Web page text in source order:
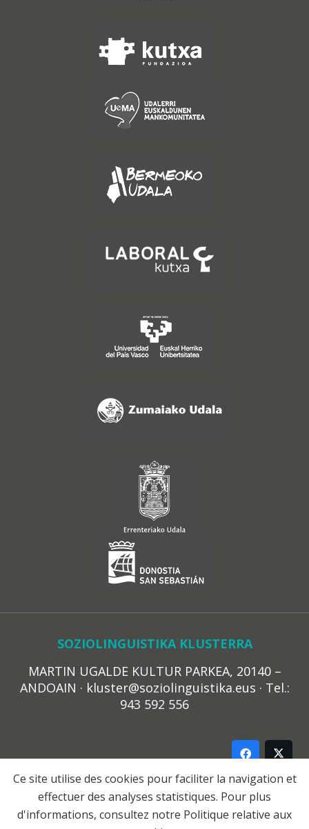
SOZIOLINGUISTIKA KLUSTERRA
MARTIN UGALDE KULTUR PARKEA, 20140 –
ANDOAIN · kluster@soziolinguistika.eus · Tel.:
943 592 556
LEGE OHARRA
PRIBATUTASUN POLITIKA
Ce site utilise des cookies pour faciliter la navigation et
effectuer des analyses statistiques. Pour plus
d'informations, consultez notre Politique relative aux